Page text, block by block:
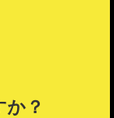
？